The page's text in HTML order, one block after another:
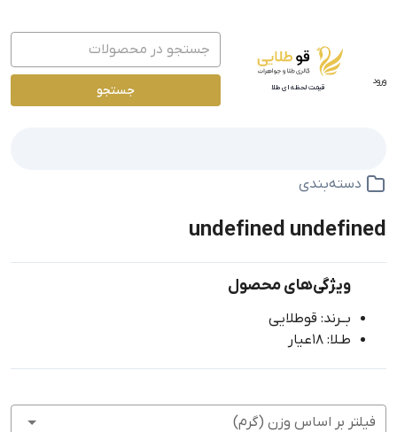
ورود
قیمت لحظه ای طلا جستجو
دسته‌بندی
undefined undefined
ویژگی‌های محصول
بــرند: قوطلایی
طـلا: 18عیار
فیلتر بر اساس وزن (گرم)